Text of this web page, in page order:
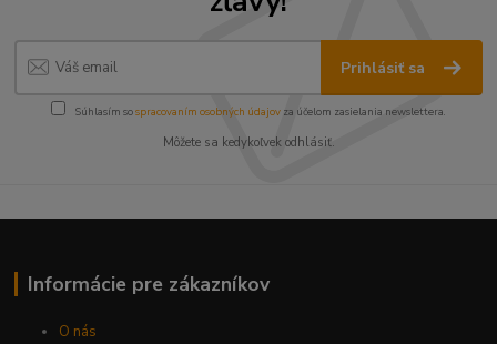
Prihlásiť sa
Súhlasím sospracovaním osobných údajov za účelom zasielania newslettera.
Môžete sa kedykoľvek odhlásiť.
Informácie pre zákazníkov
O nás